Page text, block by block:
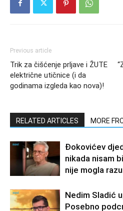
Previous article
Trik za čišćenje prljave i ŽUTE
električne utičnice (i da
godinama izgleda kao nova)!
RELATED ARTICLES MORE
Đokovićev
nikada nisam
nije mogla
Nedim Sladić
Posebno